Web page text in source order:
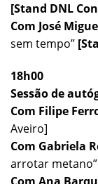
[Stand DNL
Com José
sem tempo”
18h00
Sessão de
Com Filipe
Aveiro]
Com Gabriela
arrotar